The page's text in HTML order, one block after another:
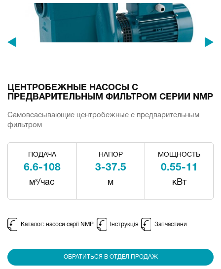
ЦЕНТРОБЕЖНЫЕ НАСОСЫ С
ПРЕДВАРИТЕЛЬНЫМ ФИЛЬТРОМ СЕРИИ NMP
Самовсасывающие центробежные с предварительным
фильтром
ПОДАЧА
6.6-108
м³/час
НАПОР
3-37.5
м
МОЩНОСТЬ
0.55-11
кВт
Каталог: насоси серії NMP Інструкція Запчастини
ОБРАТИТЬСЯ В ОТДЕЛ ПРОДАЖ